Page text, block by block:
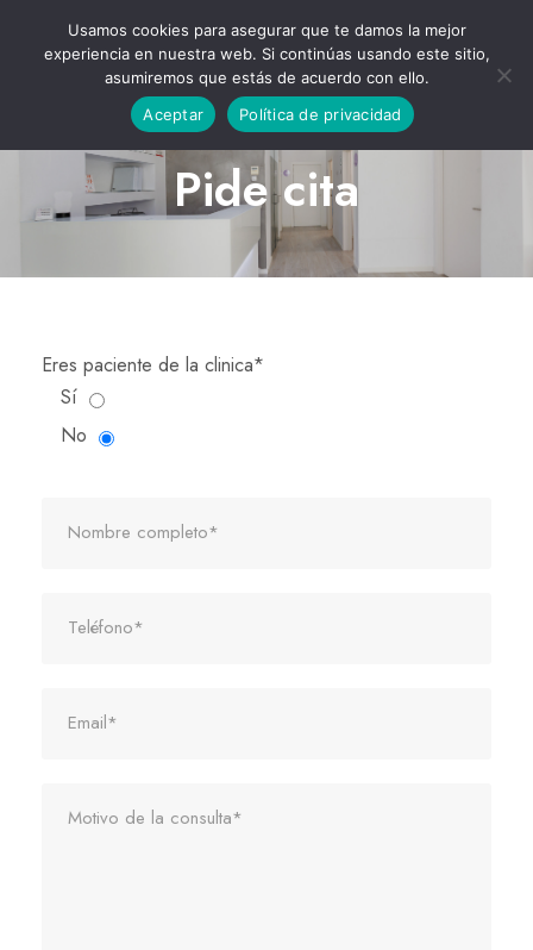
Pide cita
Eres paciente de la clinica*
Sí
No
Usamos cookies para asegurar que te damos la mejor
experiencia en nuestra web. Si continúas usando este sitio,
asumiremos que estás de acuerdo con ello.
Aceptar
Política de privacidad